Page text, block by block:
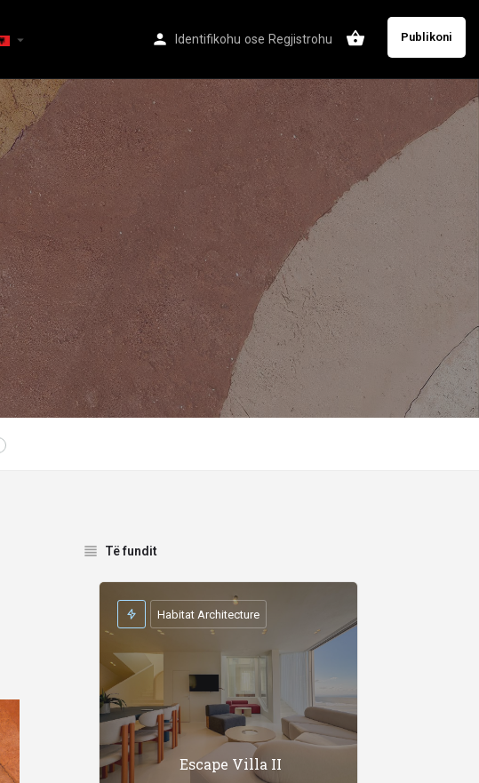
Identifikohu ose Regjistrohu Publikoni
arrow_drop_down
Të fundit
Escape Villa II
Habitat Architecture